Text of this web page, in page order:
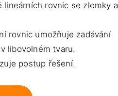
lineárních rovnic se zlomky a
rovnic umožňuje zadávání
libovolném tvaru.
postup řešení.